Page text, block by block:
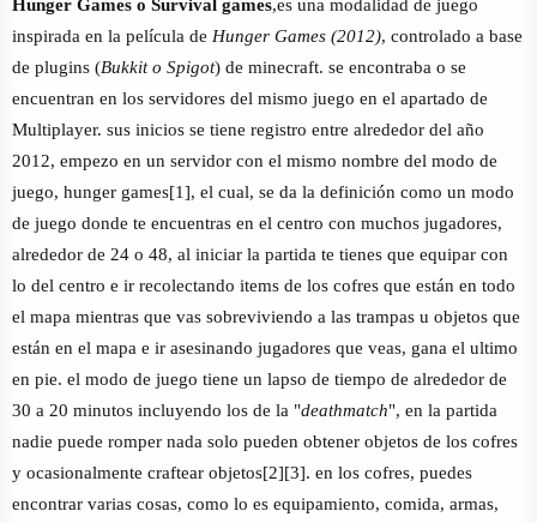
Hunger Games o Survival games,es una modalidad de juego
inspirada en la película de Hunger Games (2012), controlado a base
de plugins (Bukkit o Spigot) de minecraft. se encontraba o se
encuentran en los servidores del mismo juego en el apartado de
Multiplayer. sus inicios se tiene registro entre alrededor del año
2012, empezo en un servidor con el mismo nombre del modo de
juego, hunger games[1], el cual, se da la definición como un modo
de juego donde te encuentras en el centro con muchos jugadores,
alrededor de 24 o 48, al iniciar la partida te tienes que equipar con
lo del centro e ir recolectando items de los cofres que están en todo
el mapa mientras que vas sobreviviendo a las trampas u objetos que
están en el mapa e ir asesinando jugadores que veas, gana el ultimo
en pie. el modo de juego tiene un lapso de tiempo de alrededor de
30 a 20 minutos incluyendo los de la "deathmatch", en la partida
nadie puede romper nada solo pueden obtener objetos de los cofres
y ocasionalmente craftear objetos[2][3]. en los cofres, puedes
encontrar varias cosas, como lo es equipamiento, comida, armas,